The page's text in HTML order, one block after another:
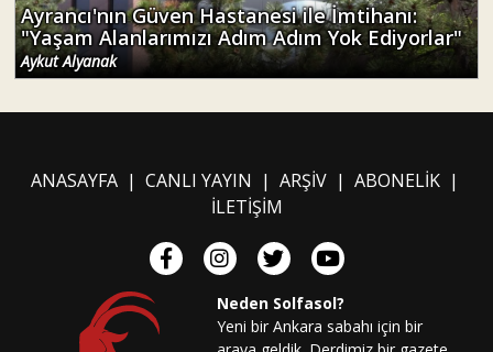
Ayrancı'nın Güven Hastanesi ile İmtihanı:
"Yaşam Alanlarımızı Adım Adım Yok Ediyorlar"
Aykut Alyanak
ANASAYFA| CANLI YAYIN | ARŞİV| ABONELİK|
İLETİŞİM
Neden Solfasol?
Yeni bir Ankara sabahı için bir